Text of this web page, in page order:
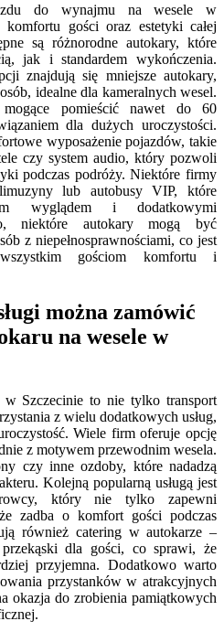
do wynajmu na wesele w
gości oraz estetyki całej
są różnorodne autokary, które
jak i standardem wykończenia.
znajdują się mniejsze autokary,
idealne dla kameralnych wesel.
pomieścić nawet do 60
dla dużych uroczystości.
wyposażenie pojazdów, takie
czy system audio, który pozwoli
podczas podróży. Niektóre firmy
lub autobusy VIP, które
wyglądem i dodatkowymi
niektóre autokary mogą być
z niepełnosprawnościami, co jest
gościom komfortu i
można zamówić
na wesele w
w Szczecinie to nie tylko transport
z wielu dodatkowych usług,
Wiele firm oferuje opcję
z motywem przewodnim wesela.
czy inne ozdoby, które nadadzą
Kolejną popularną usługą jest
który nie tylko zapewni
zadba o komfort gości podczas
również catering w autokarze –
dla gości, co sprawi, że
przyjemna. Dodatkowo warto
przystanków w atrakcyjnych
okazja do zrobienia pamiątkowych